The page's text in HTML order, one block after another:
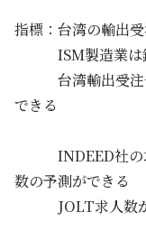
指標：台湾の輸出
ISM製造業は鉱
台湾輸出受注
できる
INDEED社の求
数の予測ができる
JOLT求人数が